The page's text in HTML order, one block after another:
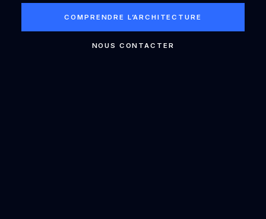
COMPRENDRE L’ARCHITECTURE
NOUS CONTACTER